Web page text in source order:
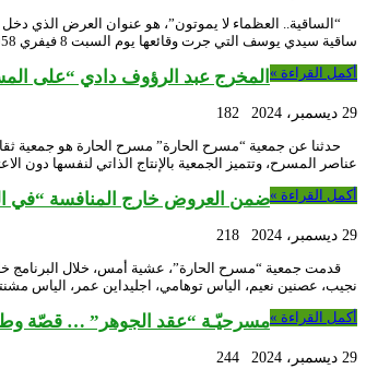
ساقية سيدي يوسف التي جرت وقائعها يوم السبت 8 فيفري 1958. تعود …
أكمل القراءة » المخرج عبد الرؤوف دادي “على
29 ديسمبر، 2024
182
عناصر المسرح، وتتميز الجمعية بالإنتاج الذاتي لنفسها دون
أكمل القراءة »ضمن العروض خارج المنافسة “في
29 ديسمبر، 2024
218
نجيب، عصنين نعيم، الياس توهامي، اجليداين عمر، الياس
أكمل القراءة »مسرحيّـة “عقد الجوهر” … قصّة
29 ديسمبر، 2024
244